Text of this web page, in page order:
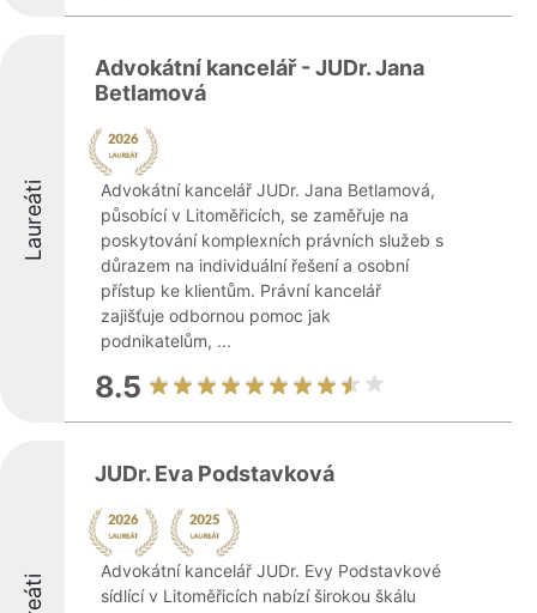
Laureáti
Advokátní kancelář - JUDr. Jana
Betlamová
Advokátní kancelář JUDr. Jana Betlamová,
působící v Litoměřicích, se zaměřuje na
poskytování komplexních právních služeb s
důrazem na individuální řešení a osobní
přístup ke klientům. Právní kancelář
zajišťuje odbornou pomoc jak
podnikatelům, ...
8.5
JUDr. Eva Podstavková
Advokátní kancelář JUDr. Evy Podstavkové
sídlící v Litoměřicích nabízí širokou škálu